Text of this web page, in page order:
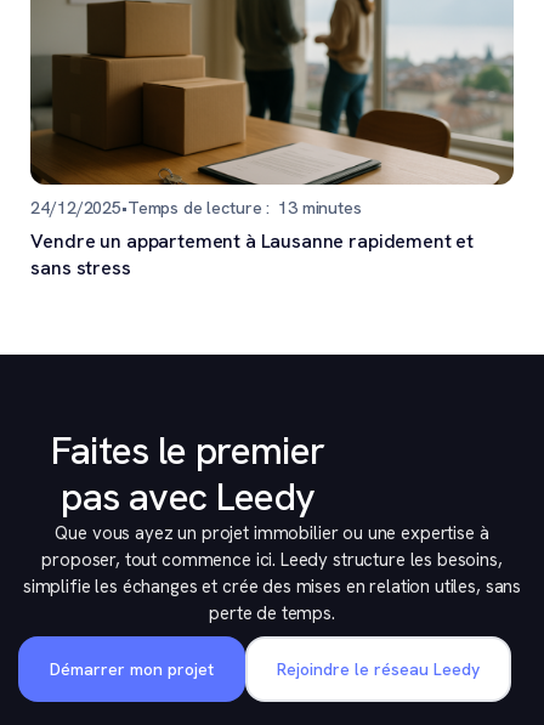
24/12/2025•Temps de lecture : 13minutes
Vendre un appartement à Lausanne rapidement et
sans stress
Faites le premier
pas avec Leedy
Que vous ayez un projet immobilier ou une expertise à
proposer, tout commence ici. Leedy structure les besoins,
simplifie les échanges et crée des mises en relation utiles, sans
perte de temps.
Démarrer mon projet Rejoindre le réseau Leedy